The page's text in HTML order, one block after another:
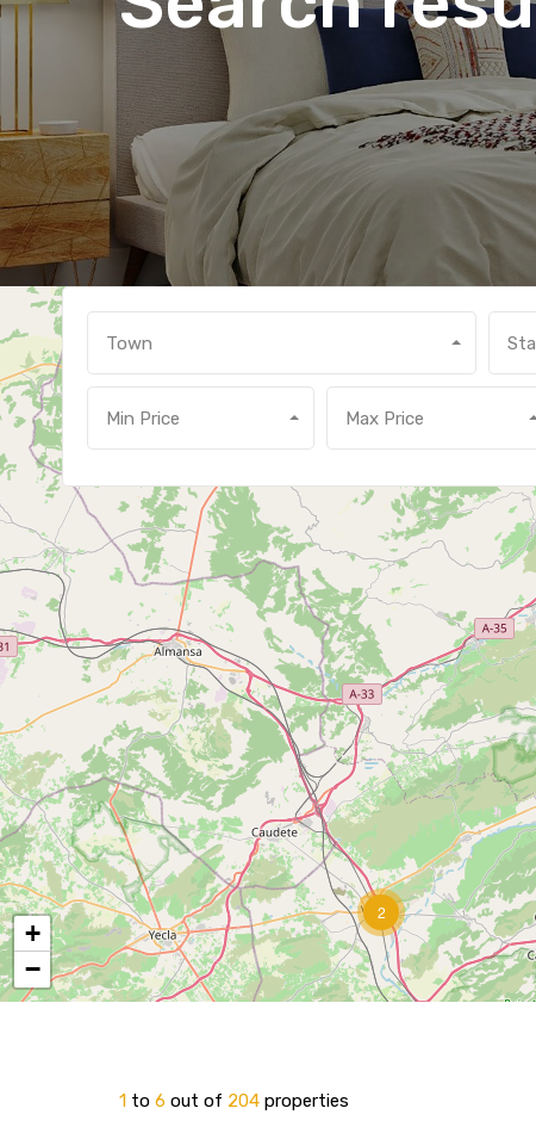
Town
Min Price Max Price
2
+
−
1 to 6 out of 204 properties